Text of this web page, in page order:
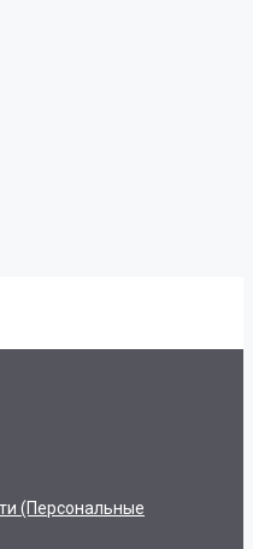
(персональные